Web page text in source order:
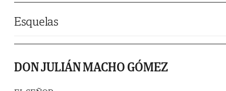
Esquelas
DON JULIÁN MACHO GÓMEZ